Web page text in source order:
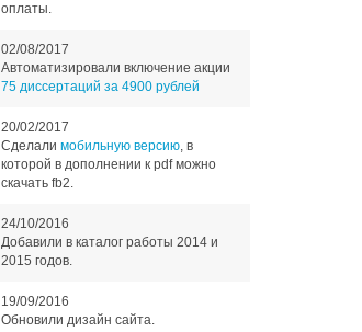
оплаты.
02/08/2017
Автоматизировали включение акции
75 диссертаций за 4900 рублей
20/02/2017
Сделали мобильную версию, в
которой в дополнении к pdf можно
скачать fb2.
24/10/2016
Добавили в каталог работы 2014 и
2015 годов.
19/09/2016
Обновили дизайн сайта.